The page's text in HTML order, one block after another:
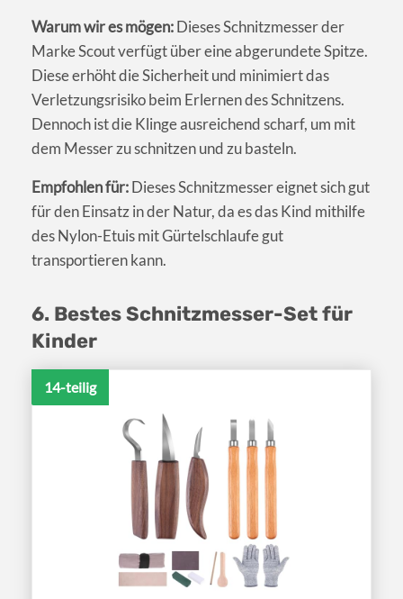
Warum wir es mögen:Dieses Schnitzmesser der
Marke Scout verfügt über eine abgerundete Spitze.
Diese erhöht die Sicherheit und minimiert das
Verletzungsrisiko beim Erlernen des Schnitzens.
Dennoch ist die Klinge ausreichend scharf, um mit
dem Messer zu schnitzen und zu basteln.
Empfohlen für:Dieses Schnitzmesser eignet sich gut
für den Einsatz in der Natur, da es das Kind mithilfe
des Nylon-Etuis mit Gürtelschlaufe gut
transportieren kann.
6. Bestes Schnitzmesser-Set für
Kinder
14-teilig